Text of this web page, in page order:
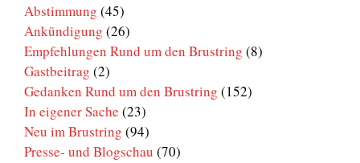
Abstimmung (45)
Ankündigung (26)
Empfehlungen Rund um den Brustring (8)
Gastbeitrag (2)
Gedanken Rund um den Brustring (152)
In eigener Sache (23)
Neu im Brustring (94)
Presse- und Blogschau (70)